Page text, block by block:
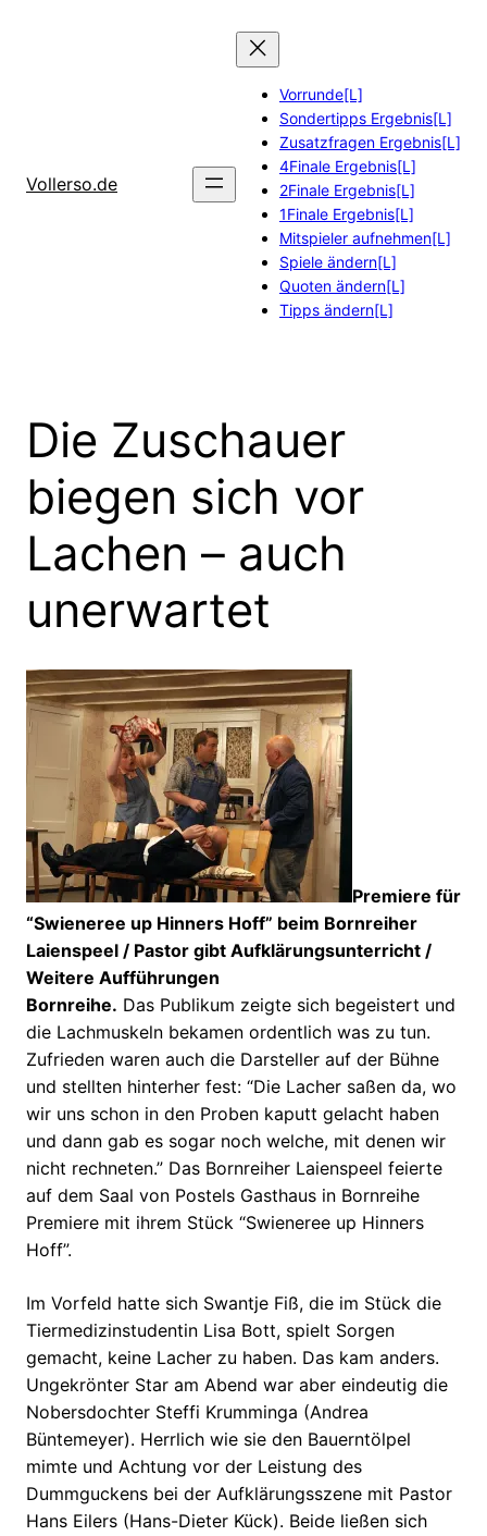
Vollerso.de
Vorrunde[L]
Sondertipps Ergebnis[L]
Zusatzfragen Ergebnis[L]
4Finale Ergebnis[L]
2Finale Ergebnis[L]
1Finale Ergebnis[L]
Mitspieler aufnehmen[L]
Spiele ändern[L]
Quoten ändern[L]
Tipps ändern[L]
Die Zuschauer
biegen sich vor
Lachen – auch
unerwartet
Premiere für
“Swieneree up Hinners Hoff” beim Bornreiher
Laienspeel / Pastor gibt Aufklärungsunterricht /
Weitere Aufführungen
Bornreihe. Das Publikum zeigte sich begeistert und
die Lachmuskeln bekamen ordentlich was zu tun.
Zufrieden waren auch die Darsteller auf der Bühne
und stellten hinterher fest: “Die Lacher saßen da, wo
wir uns schon in den Proben kaputt gelacht haben
und dann gab es sogar noch welche, mit denen wir
nicht rechneten.” Das Bornreiher Laienspeel feierte
auf dem Saal von Postels Gasthaus in Bornreihe
Premiere mit ihrem Stück “Swieneree up Hinners
Hoff”.
Im Vorfeld hatte sich Swantje Fiß, die im Stück die
Tiermedizinstudentin Lisa Bott, spielt Sorgen
gemacht, keine Lacher zu haben. Das kam anders.
Ungekrönter Star am Abend war aber eindeutig die
Nobersdochter Steffi Krumminga (Andrea
Büntemeyer). Herrlich wie sie den Bauerntölpel
mimte und Achtung vor der Leistung des
Dummguckens bei der Aufklärungsszene mit Pastor
Hans Eilers (Hans-Dieter Kück). Beide ließen sich